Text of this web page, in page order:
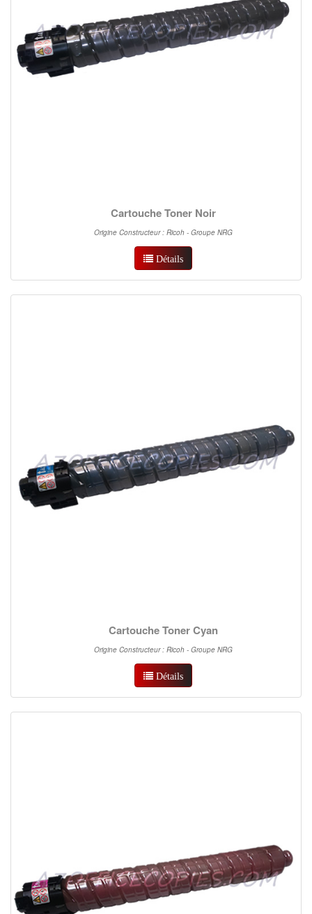
Cartouche Toner Noir
Origine Constructeur : Ricoh - Groupe NRG
Détails
Cartouche Toner Cyan
Origine Constructeur : Ricoh - Groupe NRG
Détails